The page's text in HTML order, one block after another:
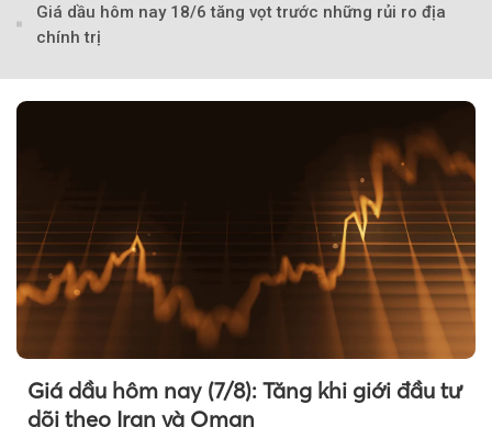
Giá dầu hôm nay 18/6 tăng vọt trước những rủi ro địa
chính trị
Giá dầu hôm nay (7/8): Tăng khi giới đầu tư
dõi theo Iran và Oman